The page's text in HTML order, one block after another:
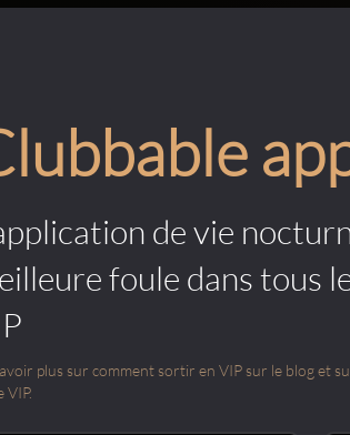
de vie
foule dans tous
plus sur comment sortir en VIP sur le blog et
VIP.